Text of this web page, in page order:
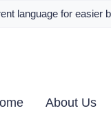
language for easier
About Us